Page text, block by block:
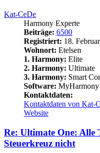
Kat-CeDe
Harmony Experte
Beiträge: 6500
Registriert: 18.
Wohnort: Etelsen
1. Harmony: Elite
2. Harmony: Ultimate
3. Harmony: Smart
Software: MyHarmony
Kontaktdaten:
Kontaktdaten von Kat-
Website
Re: Ultimate One: Alle
Steuerkreuz nicht